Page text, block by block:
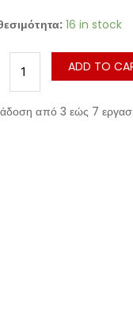
16 in stock
ADD TO
από 3 εώς 7